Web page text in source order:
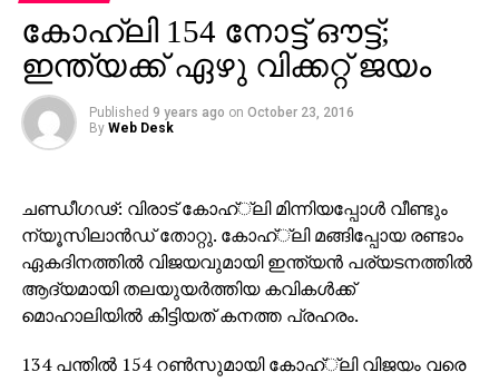
കോഹ്‌ലി 154 നോട്ട് ഔട്ട്;
ഇന്ത്യക്ക് ഏഴു വിക്കറ്റ് ജയം
Published 9 years ago on October 23, 2016
By Web Desk
ചണ്ഡീഗഢ്: വിരാട് കോഹ്്‌ലി മിന്നിയപ്പോള്‍ വീണ്ടും
ന്യൂസിലാന്‍ഡ് തോറ്റു. കോഹ്്‌ലി മങ്ങിപ്പോയ രണ്ടാം
ഏകദിനത്തില്‍ വിജയവുമായി ഇന്ത്യന്‍ പര്യടനത്തില്‍
ആദ്യമായി തലയുയര്‍ത്തിയ കവികള്‍ക്ക്
മൊഹാലിയില്‍ കിട്ടിയത് കനത്ത പ്രഹരം.
134 പന്തില്‍ 154 റണ്‍സുമായി കോഹ്്‌ലി വിജയം വരെ